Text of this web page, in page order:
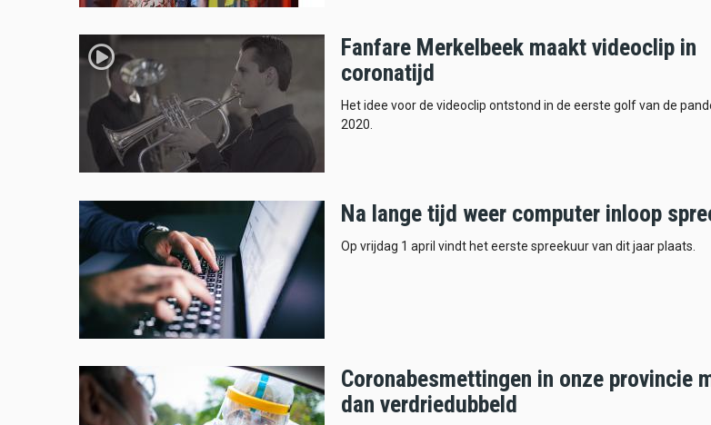
Fanfare Merkelbeek maakt videoclip in
coronatijd
Het idee voor de videoclip ontstond in de eerste golf van de
2020.
Na lange tijd weer computer inloop
Op vrijdag 1 april vindt het eerste spreekuur van dit jaar plaats.
Coronabesmettingen in onze provincie
dan verdriedubbeld